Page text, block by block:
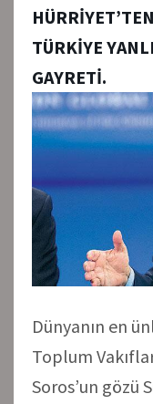
TÜRKİYE
GAYRETİ.
Dünyanın en
Toplum
Soros’un gözü